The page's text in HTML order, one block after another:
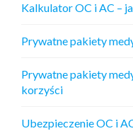
Kalkulator OC i AC –
Prywatne pakiety
Prywatne pakiety
korzyści
Ubezpieczenie OC i